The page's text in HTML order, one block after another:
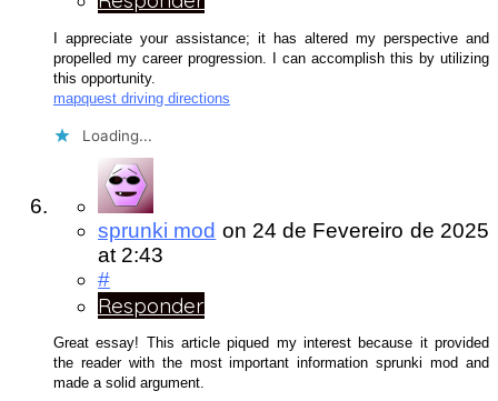
I appreciate your assistance; it has altered my perspective and
propelled my career progression. I can accomplish this by utilizing
this opportunity.
mapquest driving directions
Loading...
sprunki mod on 24 de Fevereiro de 2025
at 2:43
#
Responder
Great essay! This article piqued my interest because it provided
the reader with the most important information sprunki mod and
made a solid argument.